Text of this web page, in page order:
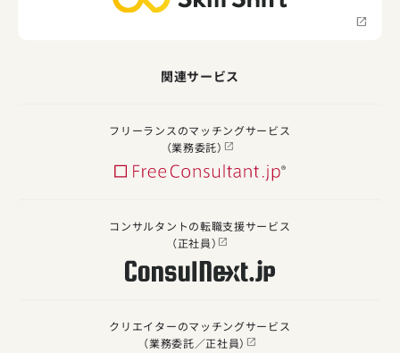
関連サービス
フリーランスのマッチングサービス
（業務委託）
コンサルタントの転職支援サービス
（正社員）
クリエイターのマッチングサービス
（業務委託／正社員）